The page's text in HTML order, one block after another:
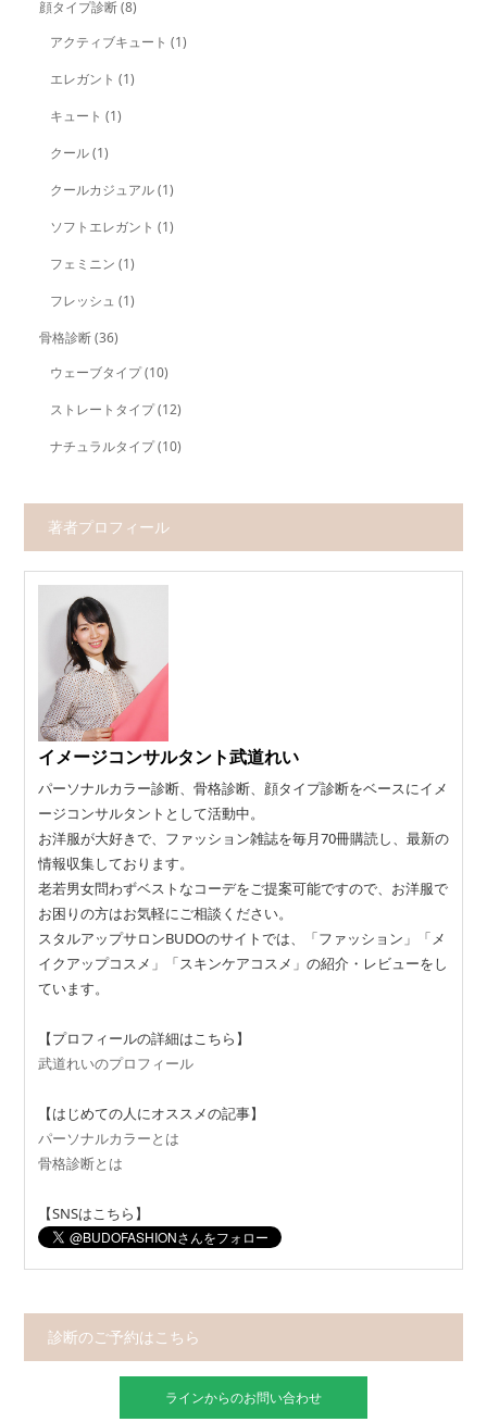
顔タイプ診断(8)
アクティブキュート (1)
エレガント (1)
キュート (1)
クール(1)
クールカジュアル(1)
ソフトエレガント (1)
フェミニン (1)
フレッシュ (1)
骨格診断(36)
ウェーブタイプ(10)
ストレートタイプ(12)
ナチュラルタイプ(10)
著者プロフィール
イメージコンサルタント武道れい
パーソナルカラー診断、骨格診断、顔タイプ診断をベースにイメ
ージコンサルタントとして活動中。
お洋服が大好きで、ファッション雑誌を毎月70冊購読し、最新の
情報収集しております。
老若男女問わずベストなコーデをご提案可能ですので、お洋服で
お困りの方はお気軽にご相談ください。
スタルアップサロンBUDOのサイトでは、「ファッション」「メ
イクアップコスメ」「スキンケアコスメ」の紹介・レビューをし
ています。
【プロフィールの詳細はこちら】
武道れいのプロフィール
【はじめての人にオススメの記事】
パーソナルカラーとは
骨格診断とは
【SNSはこちら】
診断のご予約はこちら
ラインからのお問い合わせ